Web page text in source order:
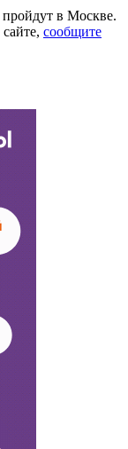
пройдут в Москве.
сообщите